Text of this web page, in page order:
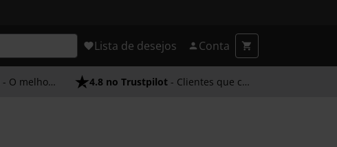
Lista de desejos Conta
- O melhor atendimento 4.8 no Trustpilot - Clientes que confiam em nós